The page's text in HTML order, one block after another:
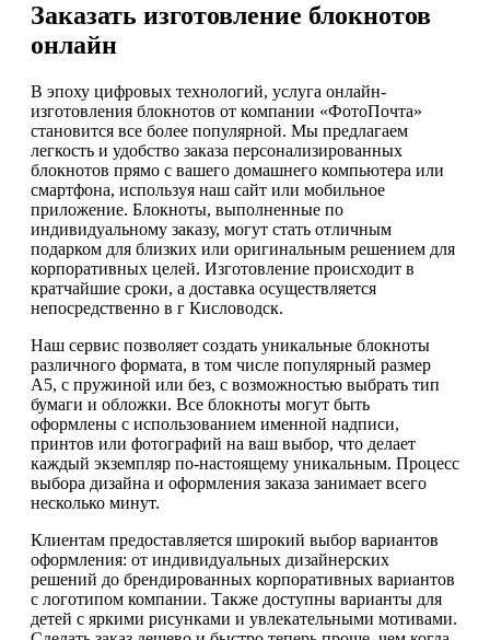
Заказать изготовление блокнотов
онлайн
В эпоху цифровых технологий, услуга онлайн-
изготовления блокнотов от компании «ФотоПочта»
становится все более популярной. Мы предлагаем
легкость и удобство заказа персонализированных
блокнотов прямо с вашего домашнего компьютера или
смартфона, используя наш сайт или мобильное
приложение. Блокноты, выполненные по
индивидуальному заказу, могут стать отличным
подарком для близких или оригинальным решением для
корпоративных целей. Изготовление происходит в
кратчайшие сроки, а доставка осуществляется
непосредственно в г Кисловодск.
Наш сервис позволяет создать уникальные блокноты
различного формата, в том числе популярный размер
А5, с пружиной или без, с возможностью выбрать тип
бумаги и обложки. Все блокноты могут быть
оформлены с использованием именной надписи,
принтов или фотографий на ваш выбор, что делает
каждый экземпляр по-настоящему уникальным. Процесс
выбора дизайна и оформления заказа занимает всего
несколько минут.
Клиентам предоставляется широкий выбор вариантов
оформления: от индивидуальных дизайнерских
решений до брендированных корпоративных вариантов
с логотипом компании. Также доступны варианты для
детей с яркими рисунками и увлекательными мотивами.